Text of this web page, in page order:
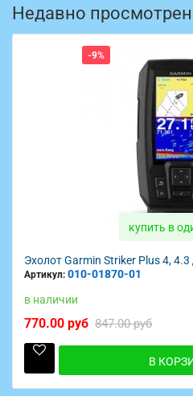
Недавно
купить в
-9%
Эхолот Garmin Striker Plus 4,
Артикул: 010-01870-01
в наличии
770.00 руб 847.00 руб
В